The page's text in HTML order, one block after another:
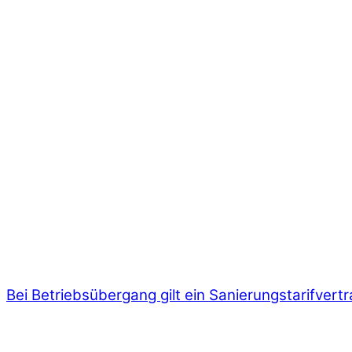
Bei Betriebsübergang gilt ein